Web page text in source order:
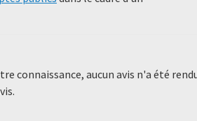
connaissance, aucun avis n'a été